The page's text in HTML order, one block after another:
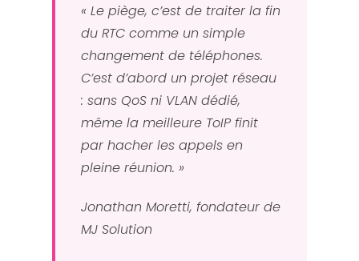
« Le piège, c’est de traiter la fin
du RTC comme un simple
changement de téléphones.
C’est d’abord un projet réseau
: sans QoS ni VLAN dédié,
même la meilleure ToIP finit
par hacher les appels en
pleine réunion. »
Jonathan Moretti, fondateur de
MJ Solution